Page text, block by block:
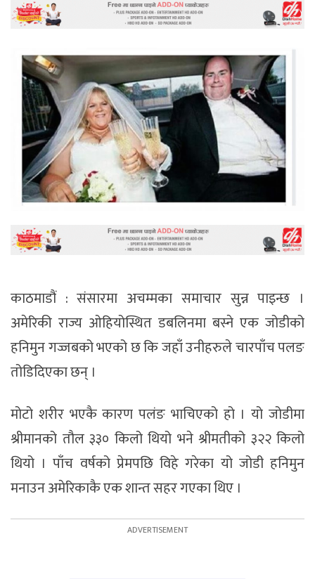
काठमाडौं : संसारमा अचम्मका समाचार सुन्न पाइन्छ ।
अमेरिकी राज्य ओहियोस्थित डबलिनमा बस्ने एक जोडीको
हनिमुन गज्जबको भएको छ कि जहाँ उनीहरुले चारपाँच पलङ
तोडिदिएका छन् ।
मोटो शरीर भएकै कारण पलंङ भाचिएको हो । यो जोडीमा
श्रीमानको तौल ३३० किलो थियो भने श्रीमतीको ३२२ किलो
थियो । पाँच वर्षको प्रेमपछि विहे गरेका यो जोडी हनिमुन
मनाउन अमेरिकाकै एक शान्त सहर गएका थिए ।